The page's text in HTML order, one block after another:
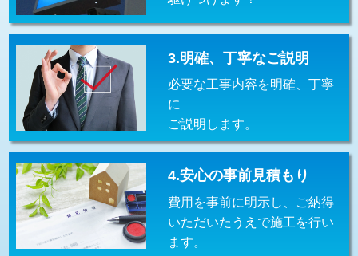
交換・取付(排水栓・排水トラップ
（P/S/ポップアップ））
22,000円+材料費
交換・取付（その他部品） 11,000円+材料費
持込商品取付（単水栓） 13,200円
持込商品取付（混合水栓） 16,500円
持込商品取付（浄水器・分岐水栓） 16,500円
給水管工事※（ホール加工) 16,500円
給水管工事※（バンド止め) 3,300円
給水管工事※（支持金具設置)
3.明確、丁寧なご説明
必要な工事内容を明確、丁寧
に
ご説明します。
4.安心の事前見積もり
費用を事前に明示し、ご納得
いただいたうえで施工を行い
ます。